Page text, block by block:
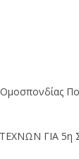
Ομοσπονδίας
ΓΙΑ